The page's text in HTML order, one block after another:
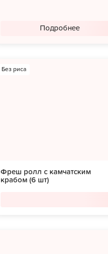
Подробнее
Без риса
Фреш ролл с камчатским
крабом (6 шт)